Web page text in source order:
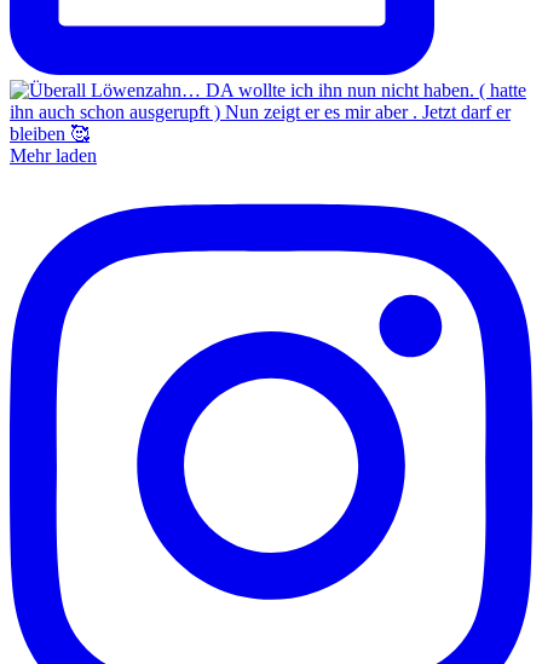
Mehr laden